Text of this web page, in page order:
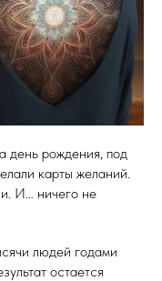
день рождения, под
карты желаний.
И… ничего не
людей годами
остается